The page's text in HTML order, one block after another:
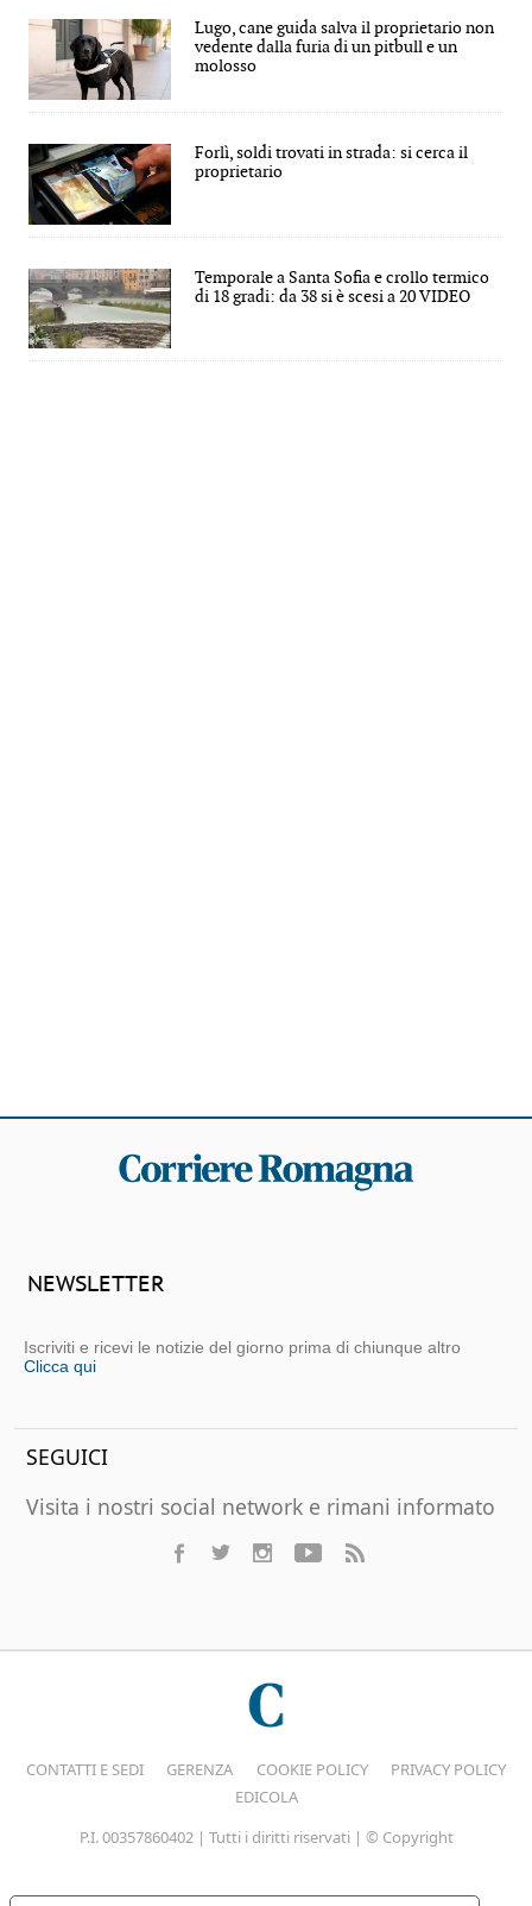
Lugo, cane guida salva il proprietario non
vedente dalla furia di un pitbull e un
molosso
Forlì, soldi trovati in strada: si cerca il
proprietario
Temporale a Santa Sofia e crollo termico
di 18 gradi: da 38 si è scesi a 20 VIDEO
NEWSLETTER
Iscriviti e ricevi le notizie del giorno prima di chiunque altro
Clicca qui
SEGUICI
Visita i nostri social network e rimani informato
CONTATTI E SEDI GERENZA COOKIE POLICY
PRIVACY POLICY
EDICOLA
P.I. 00357860402 | Tutti i diritti riservati | © Copyright